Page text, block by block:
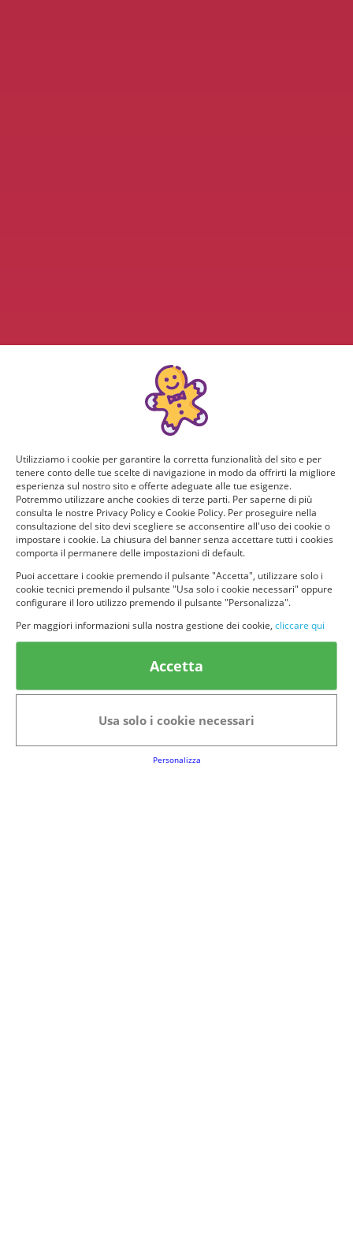
© provaprodottigratis.it 2023 | All Rights Reserved.
Categorie in evidenza
Bellezza
Alimenti e bevande
Nuovi prodotti
Senior
Utilizziamo i cookie per garantire la corretta funzionalità del sito e per
tenere conto delle tue scelte di navigazione in modo da offrirti la migliore
esperienza sul nostro sito e offerte adeguate alle tue esigenze.
Potremmo utilizzare anche cookies di terze parti. Per saperne di più
consulta le nostre Privacy Policy e Cookie Policy. Per proseguire nella
consultazione del sito devi scegliere se acconsentire all'uso dei cookie o
impostare i cookie. La chiusura del banner senza accettare tutti i cookies
comporta il permanere delle impostazioni di default.
Puoi accettare i cookie premendo il pulsante "Accetta", utilizzare solo i
cookie tecnici premendo il pulsante "Usa solo i cookie necessari" oppure
configurare il loro utilizzo premendo il pulsante "Personalizza".
Per maggiori informazioni sulla nostra gestione dei cookie, cliccare qui
Accetta
Usa solo i cookie necessari
Personalizza